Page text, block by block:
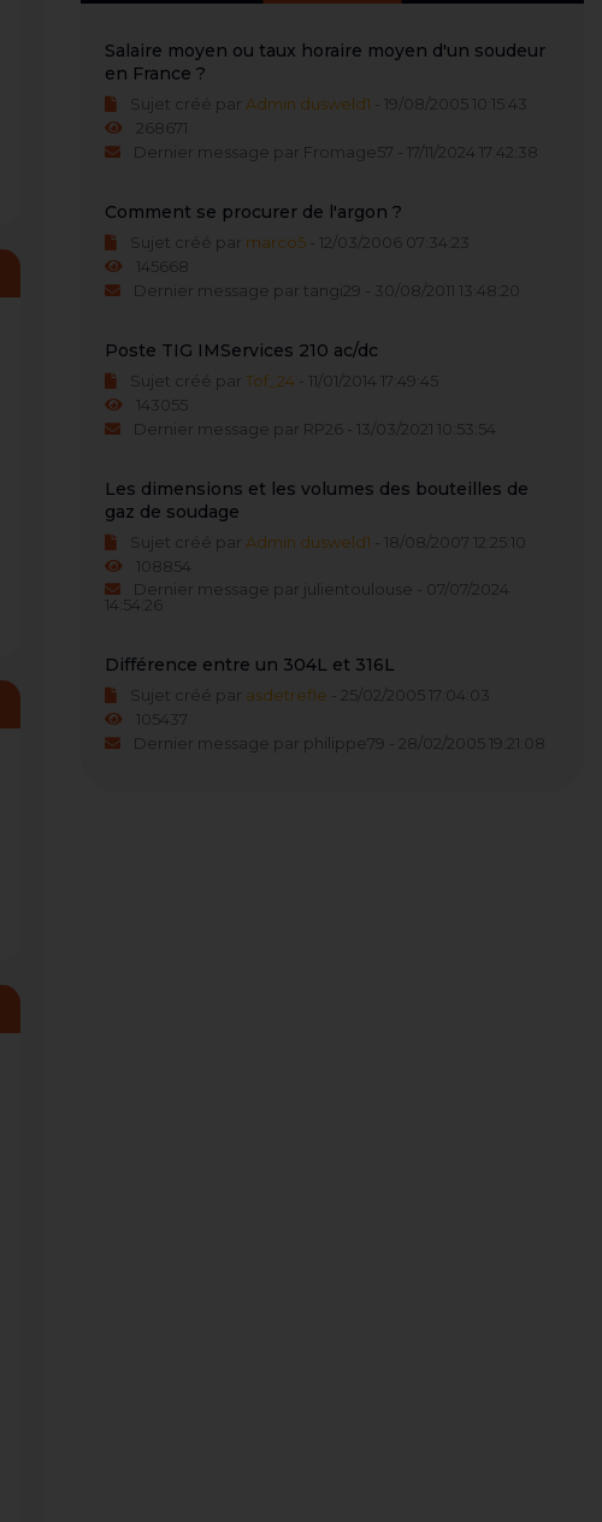
Salaire moyen ou taux horaire moyen d'un soudeur
en France ?
Sujet créé par Admin dusweld1 - 19/08/2005 10:15:43
268671
Dernier message par Fromage57 - 17/11/2024 17:42:38
Comment se procurer de l'argon ?
Sujet créé par marco5 - 12/03/2006 07:34:23
145668
Dernier message par tangi29 - 30/08/2011 13:48:20
Poste TIG IMServices 210 ac/dc
Sujet créé par Tof_24 - 11/01/2014 17:49:45
143055
Dernier message par RP26 - 13/03/2021 10:53:54
Les dimensions et les volumes des bouteilles de
gaz de soudage
Sujet créé par Admin dusweld1 - 18/08/2007 12:25:10
108854
Dernier message par julientoulouse - 07/07/2024
14:54:26
Différence entre un 304L et 316L
Sujet créé par asdetrefle - 25/02/2005 17:04:03
105437
Dernier message par philippe79 - 28/02/2005 19:21:08